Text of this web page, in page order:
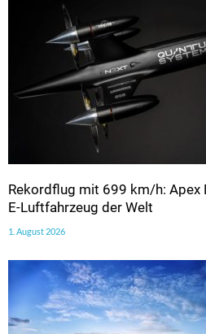
Rekordflug mit 699 km/h: Apex
E-Luftfahrzeug der Welt
1. August 2026